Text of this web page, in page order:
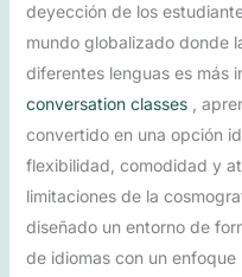
deyección de los
mundo globalizado donde
diferentes lenguas es más
conversation classes,
convertido en una opción
flexibilidad, comodidad y
limitaciones de la
diseñado un entorno de
de idiomas con un